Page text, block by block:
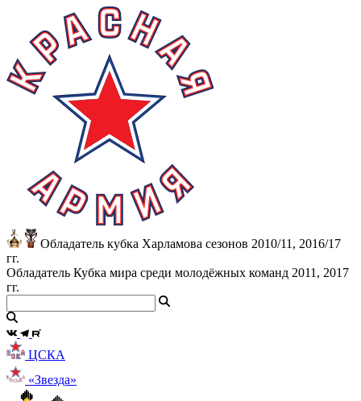
Обладатель кубка Харламова сезонов 2010/11, 2016/17
гг.
Обладатель Кубка мира среди молодёжных команд 2011, 2017
гг.
ЦСКА
«Звезда»